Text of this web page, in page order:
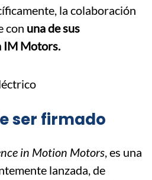
la colaboración
con una de sus
IM Motors.
ser firmado
in Motion Motors, es una
lanzada, de